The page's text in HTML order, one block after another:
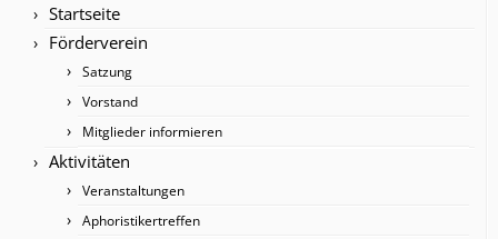
Startseite
Förderverein
Satzung
Vorstand
Mitglieder informieren
Aktivitäten
Veranstaltungen
Aphoristikertreffen